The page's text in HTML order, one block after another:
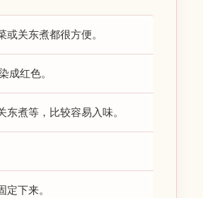
关东煮都很方便。
红色。
煮等，比较容易入味。
下来。